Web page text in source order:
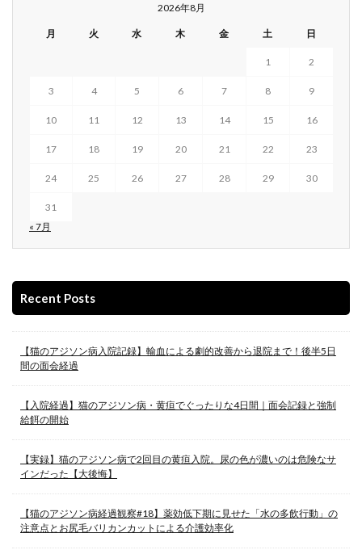
2026年8月
月 火 水 木 金 土 日
1 2
3 4 5 6 7 8 9
10 11 12 13 14 15 16
17 18 19 20 21 22 23
24 25 26 27 28 29 30
31
« 7月
Recent Posts
【猫のアジソン病入院記録】輸血による劇的改善から退院まで！後半5日
間の面会経過
【入院経過】猫のアジソン病・黄疸でぐったりな4日間｜面会記録と強制
給餌の開始
【実録】猫のアジソン病で2回目の黄疸入院。尿の色が濃いのは危険なサ
インだった【大後悔】
【猫のアジソン病経過観察#18】薬効低下期に見せた「水の多飲行動」の
注意点とお尻毛バリカンカットによる介護効率化